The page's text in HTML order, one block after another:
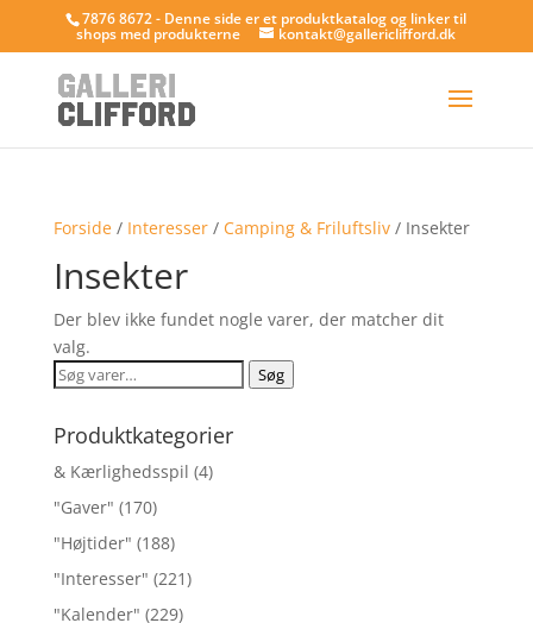
7876 8672 - Denne side er et produktkatalog og linker til
shops med produkterne kontakt@gallericlifford.dk
Forside/ Interesser/ Camping & Friluftsliv/ Insekter
Insekter
Der blev ikke fundet nogle varer, der matcher dit
valg.
Søg
Søg
Produktkategorier
& Kærlighedsspil (4)
"Gaver" (170)
"Højtider" (188)
"Interesser" (221)
"Kalender" (229)